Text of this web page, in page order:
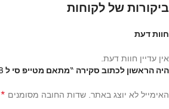
ביקורות של לקוחות
חוות דעת
אין עדיין חוות דעת.
היה הראשון לכתוב סקירה “מתאם מטייפ סי ל USB”
האימייל לא יוצג באתר. שדות החובה מסומנים *